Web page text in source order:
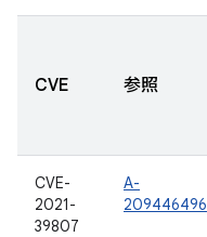
CVE 参照
CVE-
2021-
39807
A-
209446496